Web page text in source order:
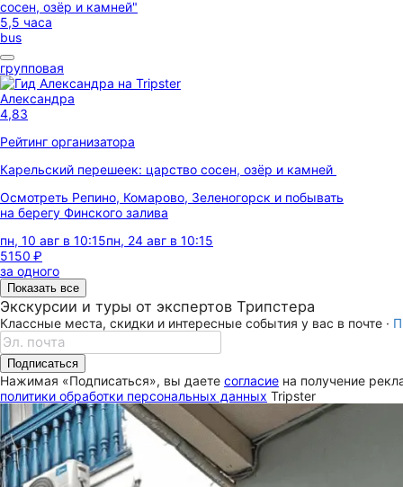
5,5 часа
bus
групповая
Александра
4,83
Рейтинг организатора
Карельский перешеек: царство сосен, озёр и камней
Осмотреть Репино, Комарово, Зеленогорск и побывать
на берегу Финского залива
пн, 10 авг в 10:15пн, 24 авг в 10:15
5150 ₽
за одного
Показать все
Экскурсии и туры от экспертов Трипстера
Классные места, скидки и интересные события у вас в почте ·
Подписаться
Нажимая «Подписаться», вы даете согласие на получение
политики обработки персональных данных Tripster